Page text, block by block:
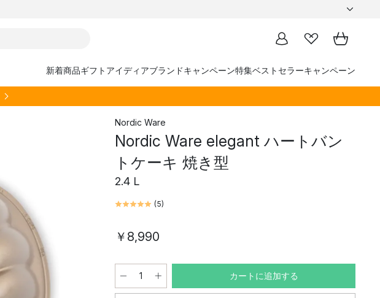
新着商品ギフトアイディアブランドキャンペーン特集ベストセラーキャンペーン
Nordic Ware
Nordic Ware elegant ハートバン
トケーキ 焼き型
2.4 L
(5)
￥8,990
カートに追加する